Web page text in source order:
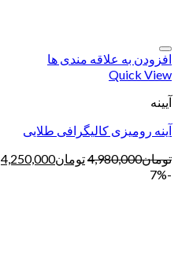
افزودن به علاقه مندی ها
Quick View
آیینه
آینه رومیزی کالیگرافی طلایی
تومان4,980,000تومان4,250,000
-7%